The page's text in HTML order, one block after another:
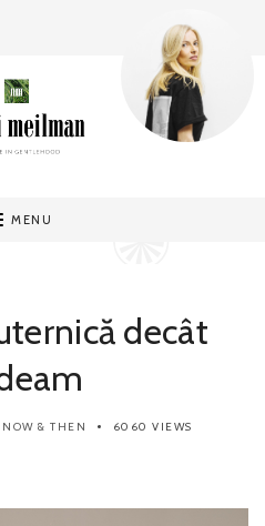
MENU
decât
NOW & THEN 6060 VIEWS